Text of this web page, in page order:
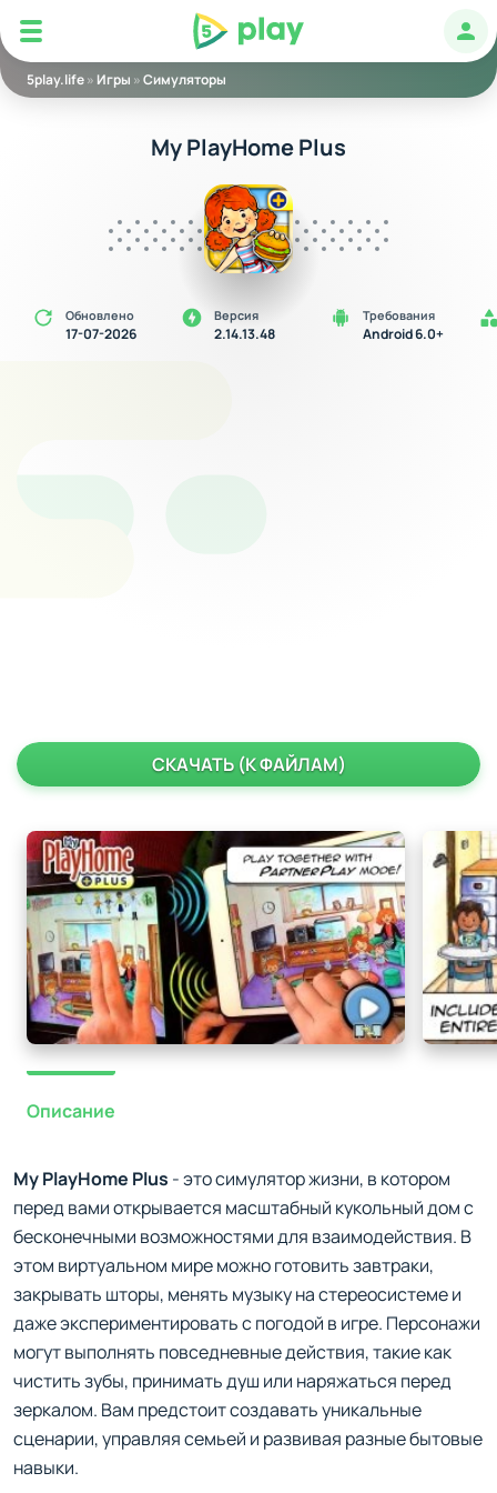
5play
5play.life» Игры »Симуляторы
My PlayHome Plus
Обновлено
17-07-2026
Версия
2.14.13.48
Требования
Android 6.0+
СКАЧАТЬ (К ФАЙЛАМ)
Описание
My PlayHome Plus - это симулятор жизни, в котором
перед вами открывается масштабный кукольный дом с
бесконечными возможностями для взаимодействия. В
этом виртуальном мире можно готовить завтраки,
закрывать шторы, менять музыку на стереосистеме и
даже экспериментировать с погодой в игре. Персонажи
могут выполнять повседневные действия, такие как
чистить зубы, принимать душ или наряжаться перед
зеркалом. Вам предстоит создавать уникальные
сценарии, управляя семьей и развивая разные бытовые
навыки.